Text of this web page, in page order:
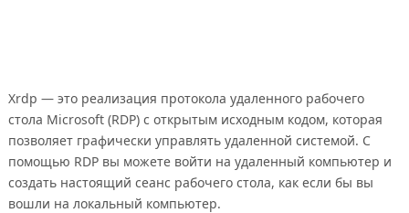
Xrdp — это реализация протокола удаленного рабочего
стола Microsoft (RDP) с открытым исходным кодом, которая
позволяет графически управлять удаленной системой. С
помощью RDP вы можете войти на удаленный компьютер и
создать настоящий сеанс рабочего стола, как если бы вы
вошли на локальный компьютер.